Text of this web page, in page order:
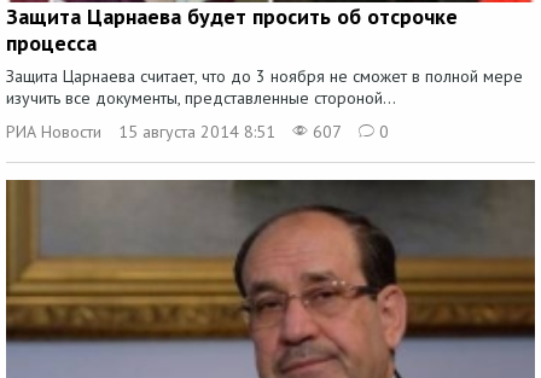
Защита Царнаева будет просить об отсрочке
процесса
Защита Царнаева считает, что до 3 ноября не сможет в полной мере
изучить все документы, представленные стороной...
РИА Новости
15 августа 2014 8:51 607 0